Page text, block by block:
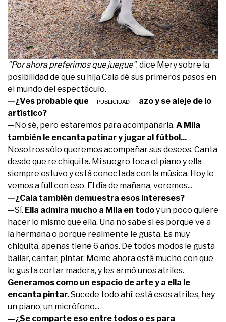
"Por ahora preferimos que juegue", dice Mery sobre la
posibilidad de que su hija Cala dé sus primeros pasos en
el mundo del espectáculo.
—¿Ves probable que de un volantazo y se aleje de lo
artístico?
—No sé, pero estaremos para acompañarla. A Mila
también le encanta patinar y jugar al fútbol...
Nosotros sólo queremos acompañar sus deseos. Canta
desde que re chiquita. Mi suegro toca el piano y ella
siempre estuvo y está conectada con la música. Hoy le
vemos a full con eso. El día de mañana, veremos...
—¿Cala también demuestra esos intereses?
—Sí. Ella admira mucho a Mila en todoy un poco quiere
hacer lo mismo que ella. Una no sabe si es porque ve a
la hermana o porque realmente le gusta. Es muy
chiquita, apenas tiene 6 años. De todos modos le gusta
bailar, cantar, pintar. Meme ahora está mucho con que
le gusta cortar madera, y les armó unos atriles.
Generamos como un espacio de arte y a ella le
encanta pintar.Sucede todo ahí: está esos atriles, hay
un piano, un micrófono...
—¿Se comparte eso entre todos o es para